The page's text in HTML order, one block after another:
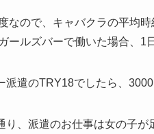
なので、キャバクラの平均
ールズバーで働いた場合、 1
派遣のTRY18でしたら、
り、派遣のお仕事は女の子